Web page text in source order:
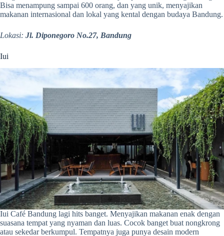
Bisa menampung sampai 600 orang, dan yang unik, menyajikan
makanan internasional dan lokal yang kental dengan budaya Bandung.
Lokasi: Jl. Diponegoro No.27, Bandung
Iui
Iui Café Bandung lagi hits banget. Menyajikan makanan enak dengan
suasana tempat yang nyaman dan luas. Cocok banget buat nongkrong
atau sekedar berkumpul. Tempatnya juga punya desain modern